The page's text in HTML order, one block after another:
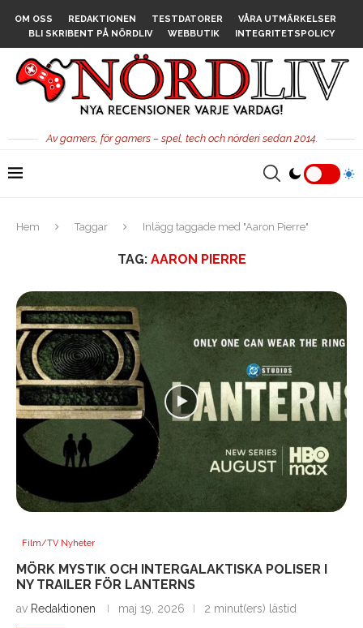
OM OSS REDAKTIONEN TESTDATORER
VÅRA UTMÄRKELSER
BLI SKRIBENT PÅ NÖRDLIV
WEBBUTIK INTEGRITETSPOLICY
Av gamers, för gamers – spel, tech och nörderi sedan 2014.
Hem Taggar Inlägg taggade med "Aaron Pierre"
TAG: AARON PIERRE
Film/TV Nyheter
MÖRK MYSTIK OCH INTERGALAKTISKA POLISER I
NY TRAILER FÖR LANTERNS
av Redaktionen maj 19, 2026 2 minut(ers) lästid